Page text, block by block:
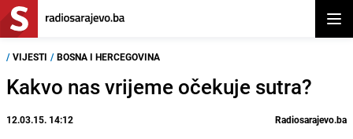
/ VIJESTI / BOSNA I HERCEGOVINA
Kakvo nas vrijeme očekuje sutra?
12.03.15. 14:12 Radiosarajevo.ba